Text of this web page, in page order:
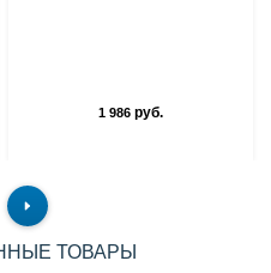
1 986 руб.
ТОВАРЫ